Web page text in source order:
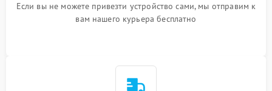
Если вы не можете привезти устройство сами, мы отправим к
вам нашего курьера бесплатно